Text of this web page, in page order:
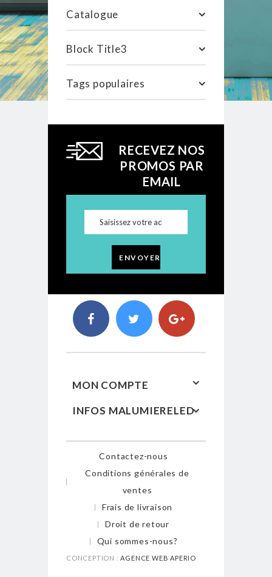
Catalogue
Block Title3
Tags populaires
RECEVEZ NOS
PROMOS PAR
EMAIL
ENVOYER
MON COMPTE
INFOS MALUMIERELED
Contactez-nous
Conditions générales de
ventes
Frais de livraison
Droit de retour
Qui sommes-nous?
CONCEPTION :AGENCE WEB APERIO